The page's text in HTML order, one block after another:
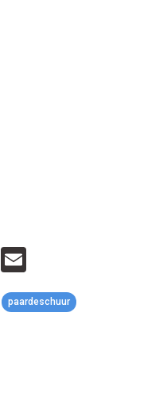
Copy
Link
paardeschuur